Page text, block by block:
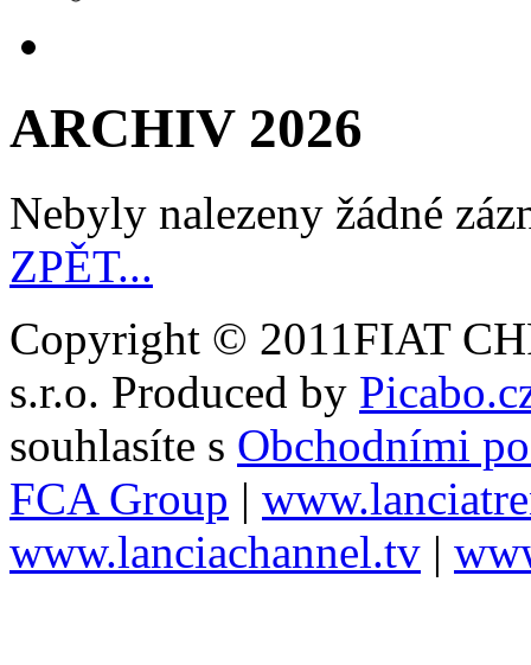
ARCHIV 2026
Nebyly nalezeny žádné
ZPĚT...
Copyright © 2011FIAT
s.r.o. Produced by
souhlasíte s Obchodními
FCA Group |
www.lanciachannel.tv |